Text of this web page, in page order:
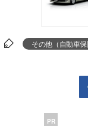
その他（自動車保
PR